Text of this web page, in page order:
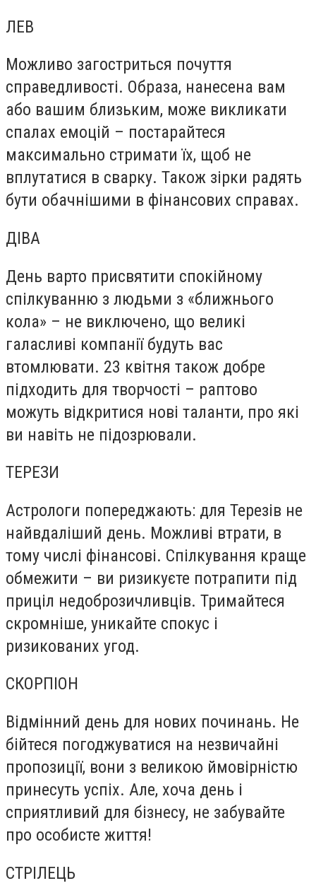
ЛЕВ
Можливо загостриться почуття
справедливості. Образа, нанесена вам
або вашим близьким, може викликати
спалах емоцій – постарайтеся
максимально стримати їх, щоб не
вплутатися в сварку. Також зірки радять
бути обачнішими в фінансових справах.
ДІВА
День варто присвятити спокійному
спілкуванню з людьми з «ближнього
кола» – не виключено, що великі
галасливі компанії будуть вас
втомлювати. 23 квітня також добре
підходить для творчості – раптово
можуть відкритися нові таланти, про які
ви навіть не підозрювали.
ТЕРЕЗИ
Астрологи попереджають: для Терезів не
найвдаліший день. Можливі втрати, в
тому числі фінансові. Спілкування краще
обмежити – ви ризикуєте потрапити під
приціл недоброзичливців. Тримайтеся
скромніше, уникайте спокус і
ризикованих угод.
СКОРПІОН
Відмінний день для нових починань. Не
бійтеся погоджуватися на незвичайні
пропозиції, вони з великою ймовірністю
принесуть успіх. Але, хоча день і
сприятливий для бізнесу, не забувайте
про особисте життя!
СТРІЛЕЦЬ